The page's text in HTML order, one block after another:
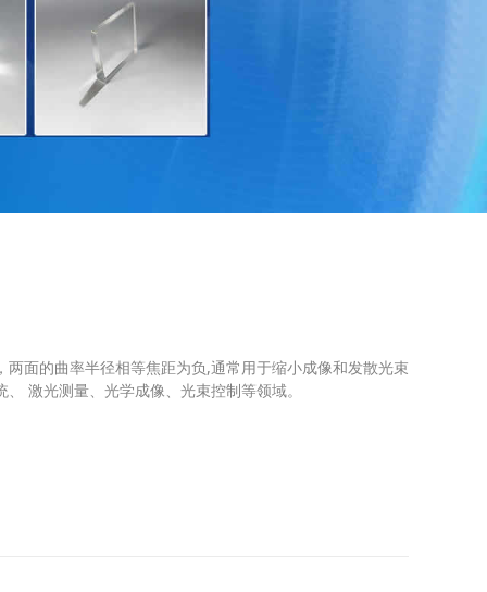
面的曲率半径相等焦距为负,通常用于缩小成像和发散光束
激光测量、光学成像、光束控制等领域。